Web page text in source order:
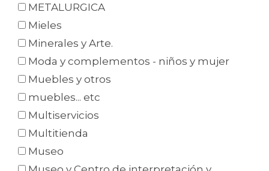
METALURGICA
Mieles
Minerales y Arte.
Moda y complementos - niños y mujer
Muebles y otros
muebles... etc
Multiservicios
Multitienda
Museo